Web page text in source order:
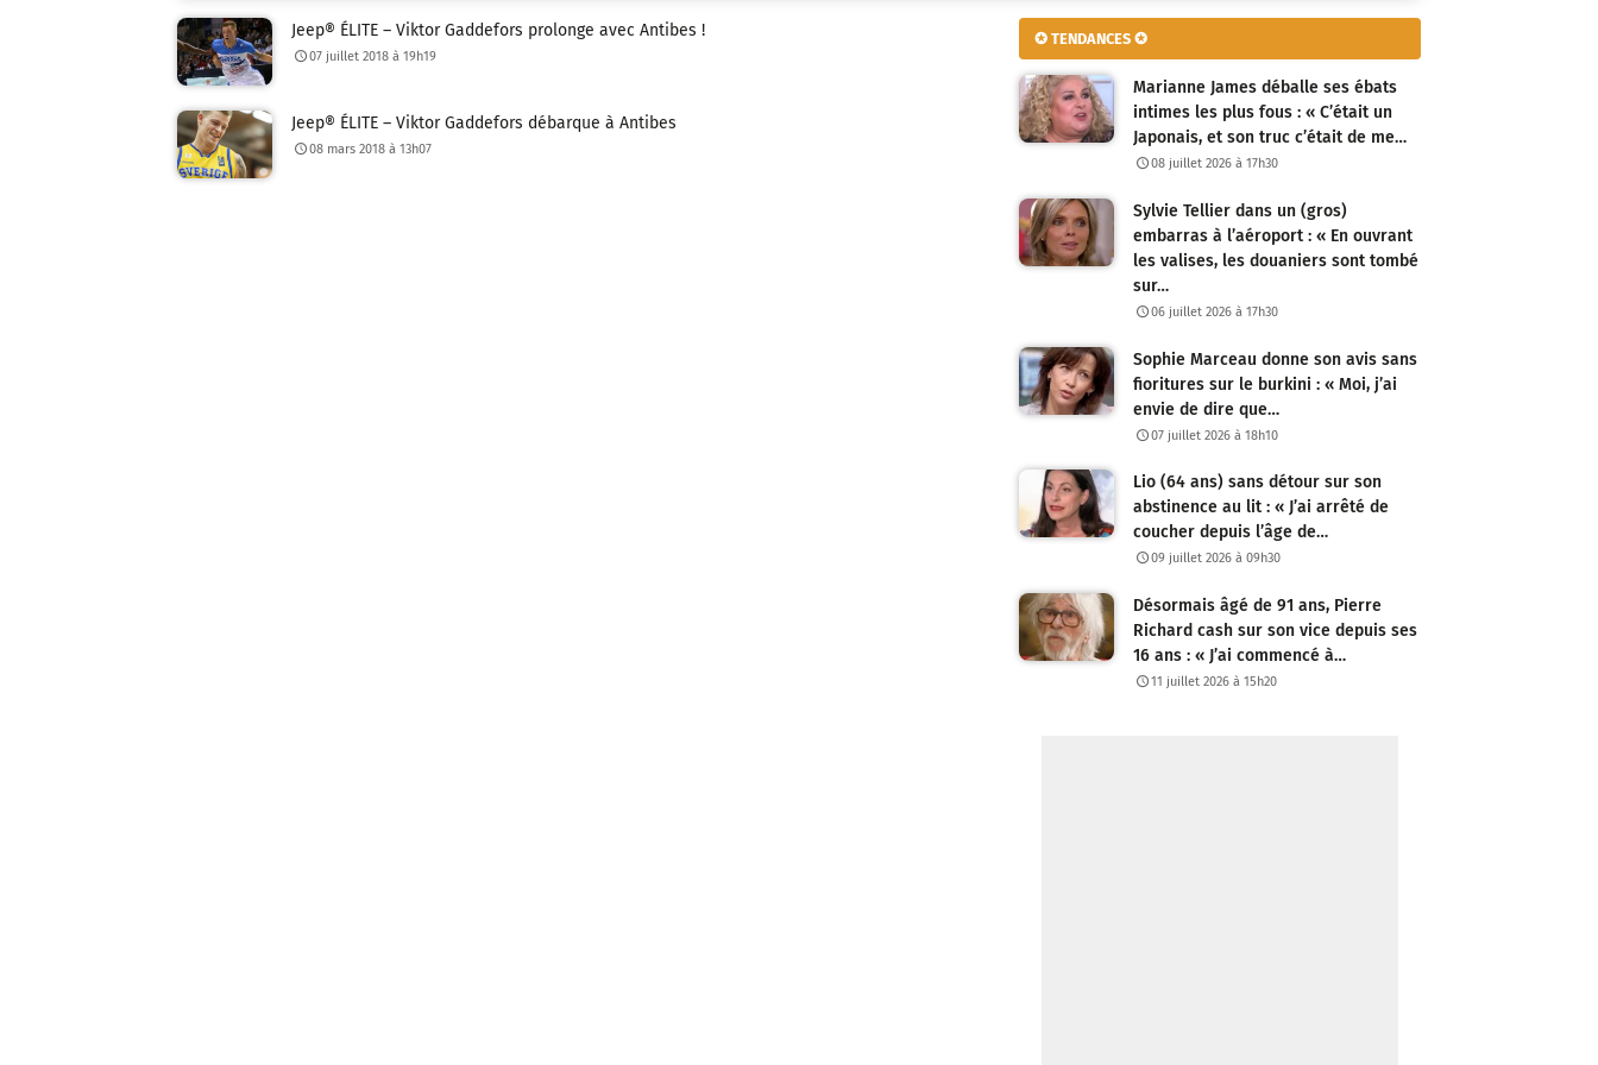
Jeep® ÉLITE – Viktor Gaddefors prolonge avec Antibes !
07 juillet 2018 à 19h19
Jeep® ÉLITE – Viktor Gaddefors débarque à Antibes
08 mars 2018 à 13h07
✪ TENDANCES ✪
Marianne James déballe ses ébats
intimes les plus fous : « C’était un
Japonais, et son truc c’était de me…
08 juillet 2026 à 17h30
Sylvie Tellier dans un (gros)
embarras à l’aéroport : « En ouvrant
les valises, les douaniers sont tombé
sur…
06 juillet 2026 à 17h30
Sophie Marceau donne son avis sans
fioritures sur le burkini : « Moi, j’ai
envie de dire que…
07 juillet 2026 à 18h10
Lio (64 ans) sans détour sur son
abstinence au lit : « J’ai arrêté de
coucher depuis l’âge de…
09 juillet 2026 à 09h30
Désormais âgé de 91 ans, Pierre
Richard cash sur son vice depuis ses
16 ans : « J’ai commencé à…
11 juillet 2026 à 15h20